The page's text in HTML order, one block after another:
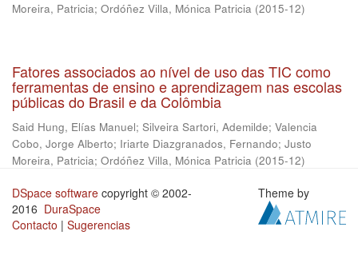
Moreira, Patricia; Ordóñez Villa, Mónica Patricia (2015-12)
Fatores associados ao nível de uso das TIC como
ferramentas de ensino e aprendizagem nas escolas
públicas do Brasil e da Colômbia
Said Hung, Elías Manuel; Silveira Sartori, Ademilde; Valencia
Cobo, Jorge Alberto; Iriarte Diazgranados, Fernando; Justo
Moreira, Patricia; Ordóñez Villa, Mónica Patricia (2015-12)
DSpace software copyright © 2002-
2016 DuraSpace
Contacto | Sugerencias
Theme by